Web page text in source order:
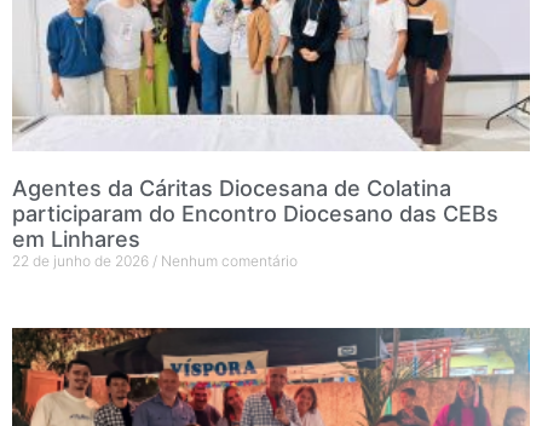
Agentes da Cáritas Diocesana de Colatina
participaram do Encontro Diocesano das CEBs
em Linhares
22 de junho de 2026 Nenhum comentário